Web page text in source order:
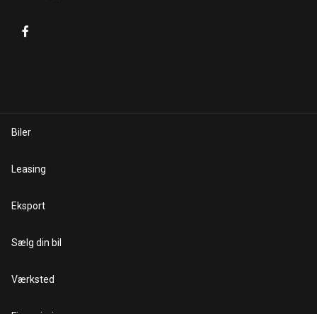
Biler
Leasing
Eksport
Sælg din bil
Værksted